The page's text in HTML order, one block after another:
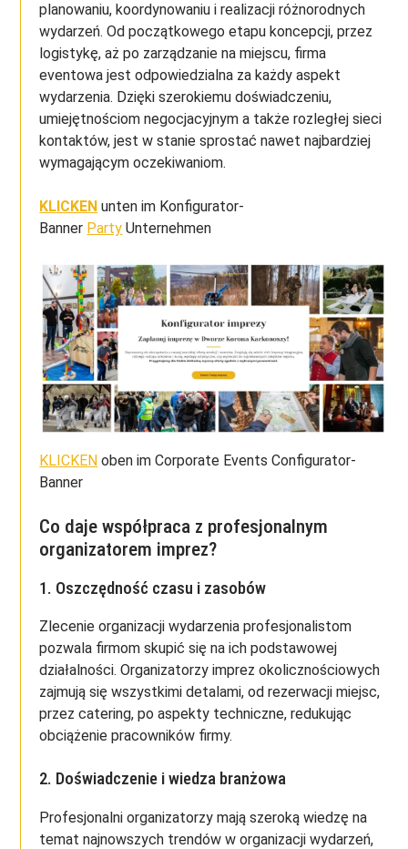
planowaniu, koordynowaniu i realizacji różnorodnych
wydarzeń. Od początkowego etapu koncepcji, przez
logistykę, aż po zarządzanie na miejscu, firma
eventowa jest odpowiedzialna za każdy aspekt
wydarzenia. Dzięki szerokiemu doświadczeniu,
umiejętnościom negocjacyjnym a także rozległej sieci
kontaktów, jest w stanie sprostać nawet najbardziej
wymagającym oczekiwaniom.
KLICKEN unten im Konfigurator-
Banner Party Unternehmen
KLICKEN oben im Corporate Events Configurator-
Banner
Co daje współpraca z profesjonalnym
organizatorem imprez?
1. Oszczędność czasu i zasobów
Zlecenie organizacji wydarzenia profesjonalistom
pozwala firmom skupić się na ich podstawowej
działalności. Organizatorzy imprez okolicznościowych
zajmują się wszystkimi detalami, od rezerwacji miejsc,
przez catering, po aspekty techniczne, redukując
obciążenie pracowników firmy.
2. Doświadczenie i wiedza branżowa
Profesjonalni organizatorzy mają szeroką wiedzę na
temat najnowszych trendów w organizacji wydarzeń,